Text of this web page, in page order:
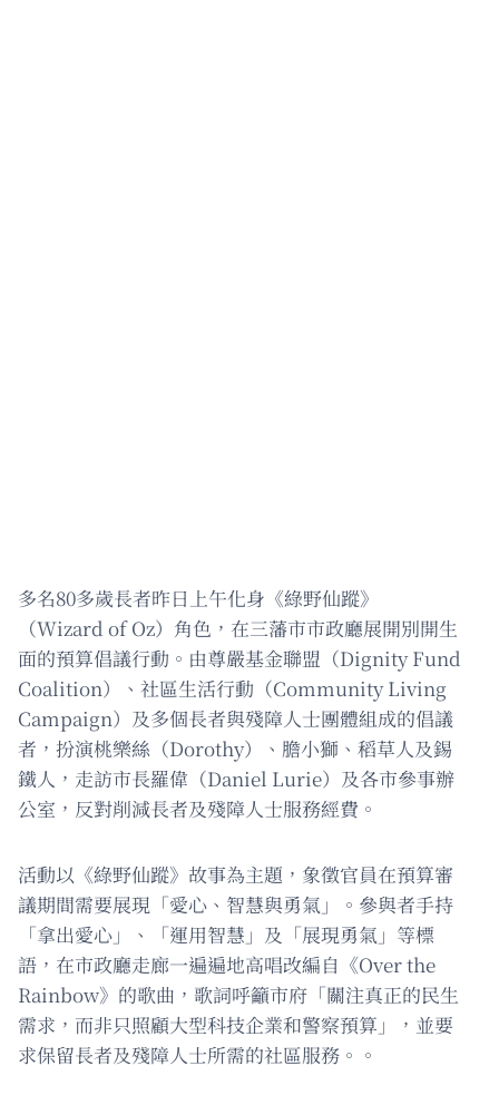
多名80多歲長者昨日上午化身《綠野仙蹤》
（Wizard of Oz）角色，在三藩市市政廳展開別開生
面的預算倡議行動。由尊嚴基金聯盟（Dignity Fund
Coalition）、社區生活行動（Community Living
Campaign）及多個長者與殘障人士團體組成的倡議
者，扮演桃樂絲（Dorothy）、膽小獅、稻草人及錫
鐵人，走訪市長羅偉（Daniel Lurie）及各市參事辦
公室，反對削減長者及殘障人士服務經費。
活動以《綠野仙蹤》故事為主題，象徵官員在預算審
議期間需要展現「愛心、智慧與勇氣」。參與者手持
「拿出愛心」、「運用智慧」及「展現勇氣」等標
語，在市政廳走廊一遍遍地高唱改編自《Over the
Rainbow》的歌曲，歌詞呼籲市府「關注真正的民生
需求，而非只照顧大型科技企業和警察預算」，並要
求保留長者及殘障人士所需的社區服務。。